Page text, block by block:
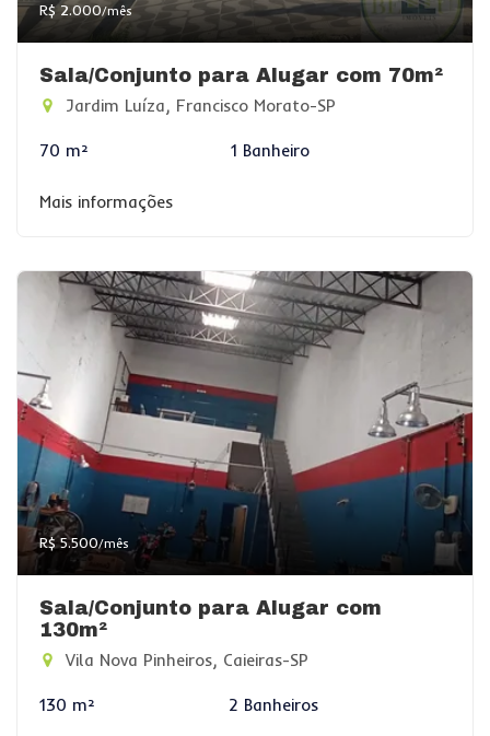
R$ 2.000/mês
Sala/Conjunto para Alugar com 70m²
Jardim Luíza, Francisco Morato-SP
70 m² 1 Banheiro
Mais informações
R$ 5.500/mês
Sala/Conjunto para Alugar com
130m²
Vila Nova Pinheiros, Caieiras-SP
130 m² 2 Banheiros